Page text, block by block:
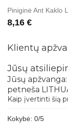
Piniginė Ant Kaklo
8,16 €
Klientų
Jūsų
Jūsų apžvanga:
petneša
Kaip įvertinti šią
Kokybė: 0/5